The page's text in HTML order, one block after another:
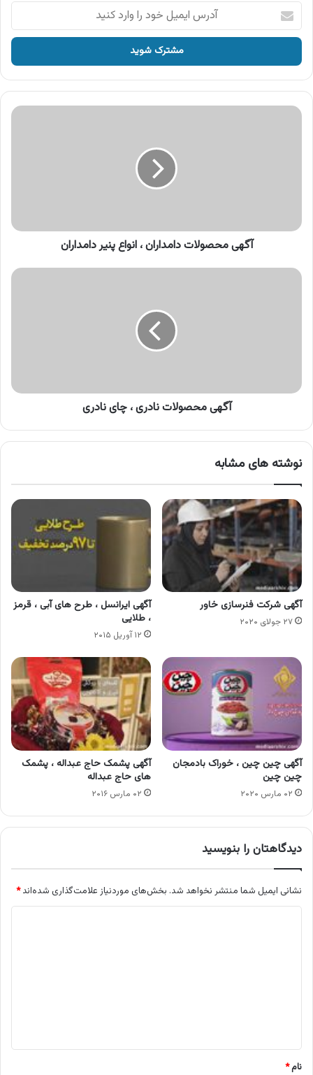
آدرس
ایمیل
خود
وارد
کنید
آگهی
آگهی محصولات دامداران ، انواع پنیر دامداران
آگهی
آگهی محصولات نادری ، چای نادری
نوشته های مشابه
آگهی شرکت فنرسازی خاور
۲۷ جولای ۲۰۲۰
آگهی ایرانسل ، طرح های آبی ، قرمز
، طلایی
۱۲ آوریل ۲۰۱۵
آگهی چین چین ، خوراک بادمجان
چین چین
۰۲ مارس ۲۰۲۰
آگهی پشمک حاج عبداله ، پشمک
های حاج عبداله
۰۲ مارس ۲۰۱۶
دیدگاهتان را بنویسید
نشانی ایمیل شما منتشر نخواهد شد. بخش‌های موردنیاز علامت‌گذاری شده‌اند*
نام*